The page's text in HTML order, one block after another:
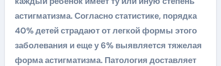
астигматизма. Согласно статистике, порядка
40% детей страдают от легкой формы этого
заболевания и еще у 6% выявляется тяжелая
форма астигматизма. Патология доставляет